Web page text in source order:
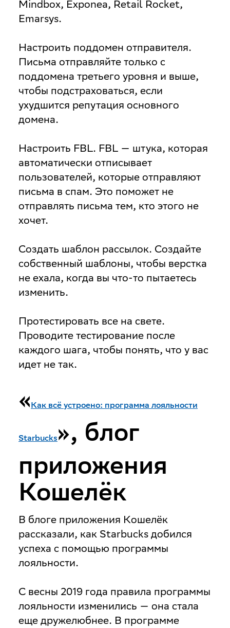
Mindbox, Exponea, Retail Rocket,
Emarsys.
Настроить поддомен отправителя.
Письма отправляйте только с
поддомена третьего уровня и выше,
чтобы подстраховаться, если
ухудшится репутация основного
домена.
Настроить FBL. FBL — штука, которая
автоматически отписывает
пользователей, которые отправляют
письма в спам. Это поможет не
отправлять письма тем, кто этого не
хочет.
Создать шаблон рассылок. Создайте
собственный шаблоны, чтобы верстка
не ехала, когда вы что-то пытаетесь
изменить.
Протестировать все на свете.
Проводите тестирование после
каждого шага, чтобы понять, что у вас
идет не так.
«Как всё устроено: программа лояльности
Starbucks», блог
приложения
Кошелёк
В блоге приложения Кошелёк
рассказали, как Starbucks добился
успеха с помощью программы
лояльности.
С весны 2019 года правила программы
лояльности изменились — она стала
еще дружелюбнее. В программе